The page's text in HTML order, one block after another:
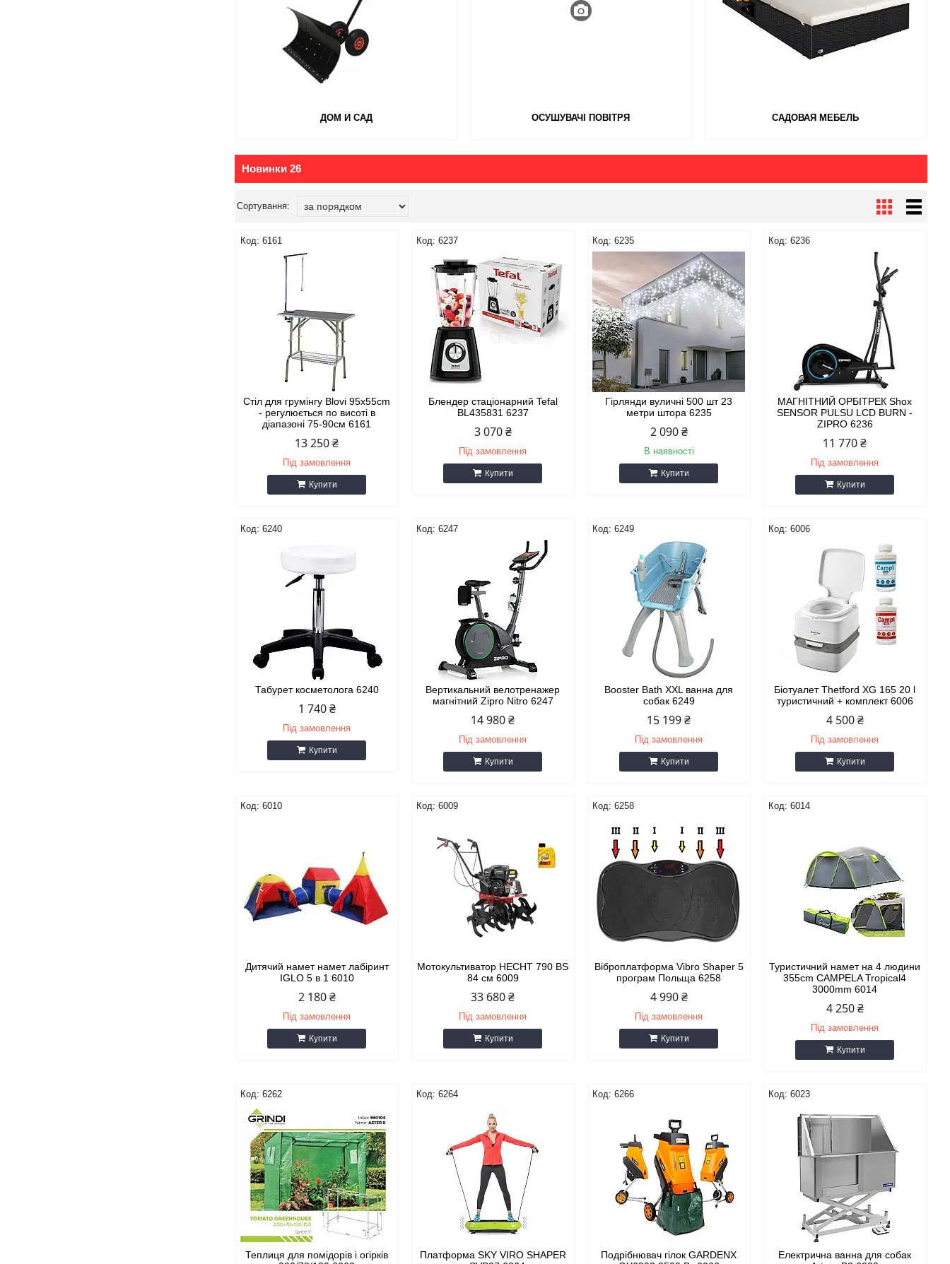
ДОМ И САД ОСУШУВАЧІ ПОВІТРЯ САДОВАЯ МЕБЕЛЬ
Новинки 26
6161
Стіл для грумінгу Blovi 95x55cm
- регулюється по висоті в
діапазоні 75-90см 6161
13 250 ₴
Під замовлення
Купити
6237
Блендер стаціонарний Tefal
BL435831 6237
3 070 ₴
Під замовлення
Купити
6235
Гірлянди вуличні 500 шт 23
метри штора 6235
2 090 ₴
В наявності
Купити
6236
МАГНІТНИЙ ОРБІТРЕК Shox
SENSOR PULSU LCD BURN -
ZIPRO 6236
11 770 ₴
Під замовлення
Купити
6240
Табурет косметолога 6240
1 740 ₴
Під замовлення
Купити
6247
Вертикальний велотренажер
магнітний Zipro Nitro 6247
14 980 ₴
Під замовлення
Купити
6249
Booster Bath XXL ванна для
собак 6249
15 199 ₴
Під замовлення
Купити
6006
Біотуалет Thetford XG 165 20 l
туристичний + комплект 6006
4 500 ₴
Під замовлення
Купити
6010
Дитячий намет намет лабіринт
IGLO 5 в 1 6010
2 180 ₴
Під замовлення
Купити
6009
Мотокультиватор HECHT 790 BS
84 см 6009
33 680 ₴
Під замовлення
Купити
6258
Віброплатформа Vibro Shaper 5
програм Польща 6258
4 990 ₴
Під замовлення
Купити
6014
Туристичний намет на 4 людини
355cm CAMPELA Tropical4
3000mm 6014
4 250 ₴
Під замовлення
Купити
6262
Теплиця для помідорів і огірків
6264
Платформа SKY VIRO SHAPER
6266
Подрібнювач гілок GARDENX
6023
Електрична ванна для собак